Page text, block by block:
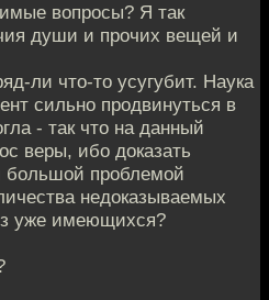
вопросы? Я так
души и прочих вещей и
ли что-то усугубит. Наука
сильно продвинуться в
- так что на данный
веры, ибо доказать
большой проблемой
недоказываемых
уже имеющихся?